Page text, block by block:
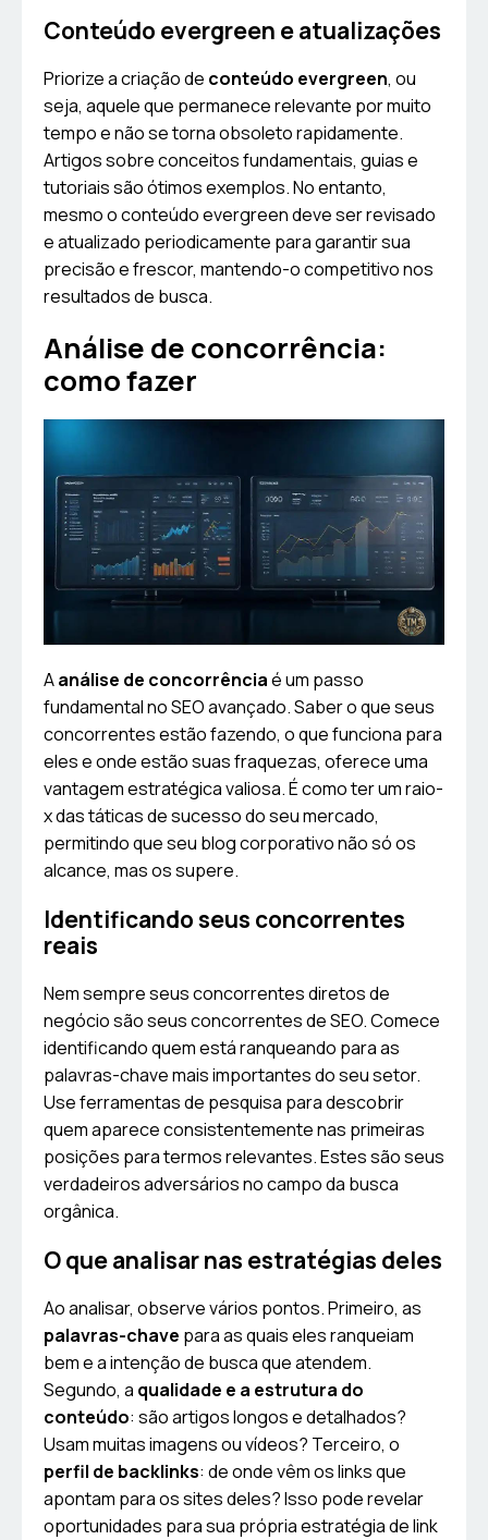
Conteúdo evergreen e atualizações
Priorize a criação de conteúdo evergreen, ou
seja, aquele que permanece relevante por muito
tempo e não se torna obsoleto rapidamente.
Artigos sobre conceitos fundamentais, guias e
tutoriais são ótimos exemplos. No entanto,
mesmo o conteúdo evergreen deve ser revisado
e atualizado periodicamente para garantir sua
precisão e frescor, mantendo-o competitivo nos
resultados de busca.
Análise de concorrência:
como fazer
Aanálise de concorrênciaé um passo
fundamental no SEO avançado. Saber o que seus
concorrentes estão fazendo, o que funciona para
eles e onde estão suas fraquezas, oferece uma
vantagem estratégica valiosa. É como ter um raio-
x das táticas de sucesso do seu mercado,
permitindo que seu blog corporativo não só os
alcance, mas os supere.
Identificando seus concorrentes
reais
Nem sempre seus concorrentes diretos de
negócio são seus concorrentes de SEO. Comece
identificando quem está ranqueando para as
palavras-chave mais importantes do seu setor.
Use ferramentas de pesquisa para descobrir
quem aparece consistentemente nas primeiras
posições para termos relevantes. Estes são seus
verdadeiros adversários no campo da busca
orgânica.
O que analisar nas estratégias deles
Ao analisar, observe vários pontos. Primeiro, as
palavras-chave para as quais eles ranqueiam
bem e a intenção de busca que atendem.
Segundo, a qualidade e a estrutura do
conteúdo: são artigos longos e detalhados?
Usam muitas imagens ou vídeos? Terceiro, o
perfil de backlinks: de onde vêm os links que
apontam para os sites deles? Isso pode revelar
oportunidades para sua própria estratégia de link